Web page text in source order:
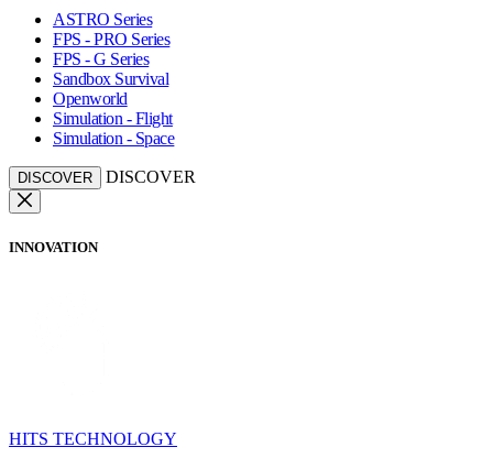
ASTRO Series
FPS - PRO Series
FPS - G Series
Sandbox Survival
Openworld
Simulation - Flight
Simulation - Space
DISCOVER DISCOVER
INNOVATION
HITS TECHNOLOGY